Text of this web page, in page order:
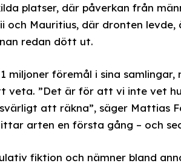
platser, där påverkan från
och Mauritius, där dronten
redan dött ut.
miljoner föremål i sina samlingar,
”Det är för att vi inte vet
att räkna”, säger Mattias
arten en första gång – och
fiktion och nämner bland